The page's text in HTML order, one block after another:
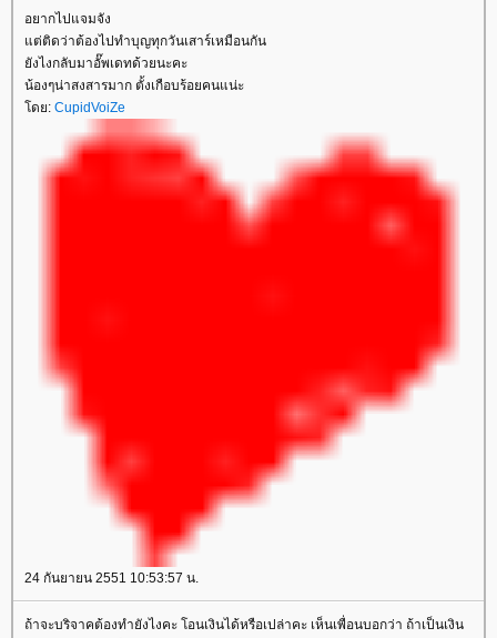
อยากไปแจมจัง
ต่ติดว่าต้องไปทำบุญทุกวันเสาร์เหมือนกัน
ังไงกลับมาอั๊พเดทด้วยนะคะ
น้องๆน่าสงสารมาก ตั้งเกือบร้อยคนแน่ะ
ดย: CupidVoiZe
24 กันยายน 2551 10:53:57 น.
ถ้าจะบริจาคต้องทำยังไงคะ โอนเงินได้หรือเปล่าคะ เห็นเพื่อนบอกว่า ถ้าเป็นเงิน